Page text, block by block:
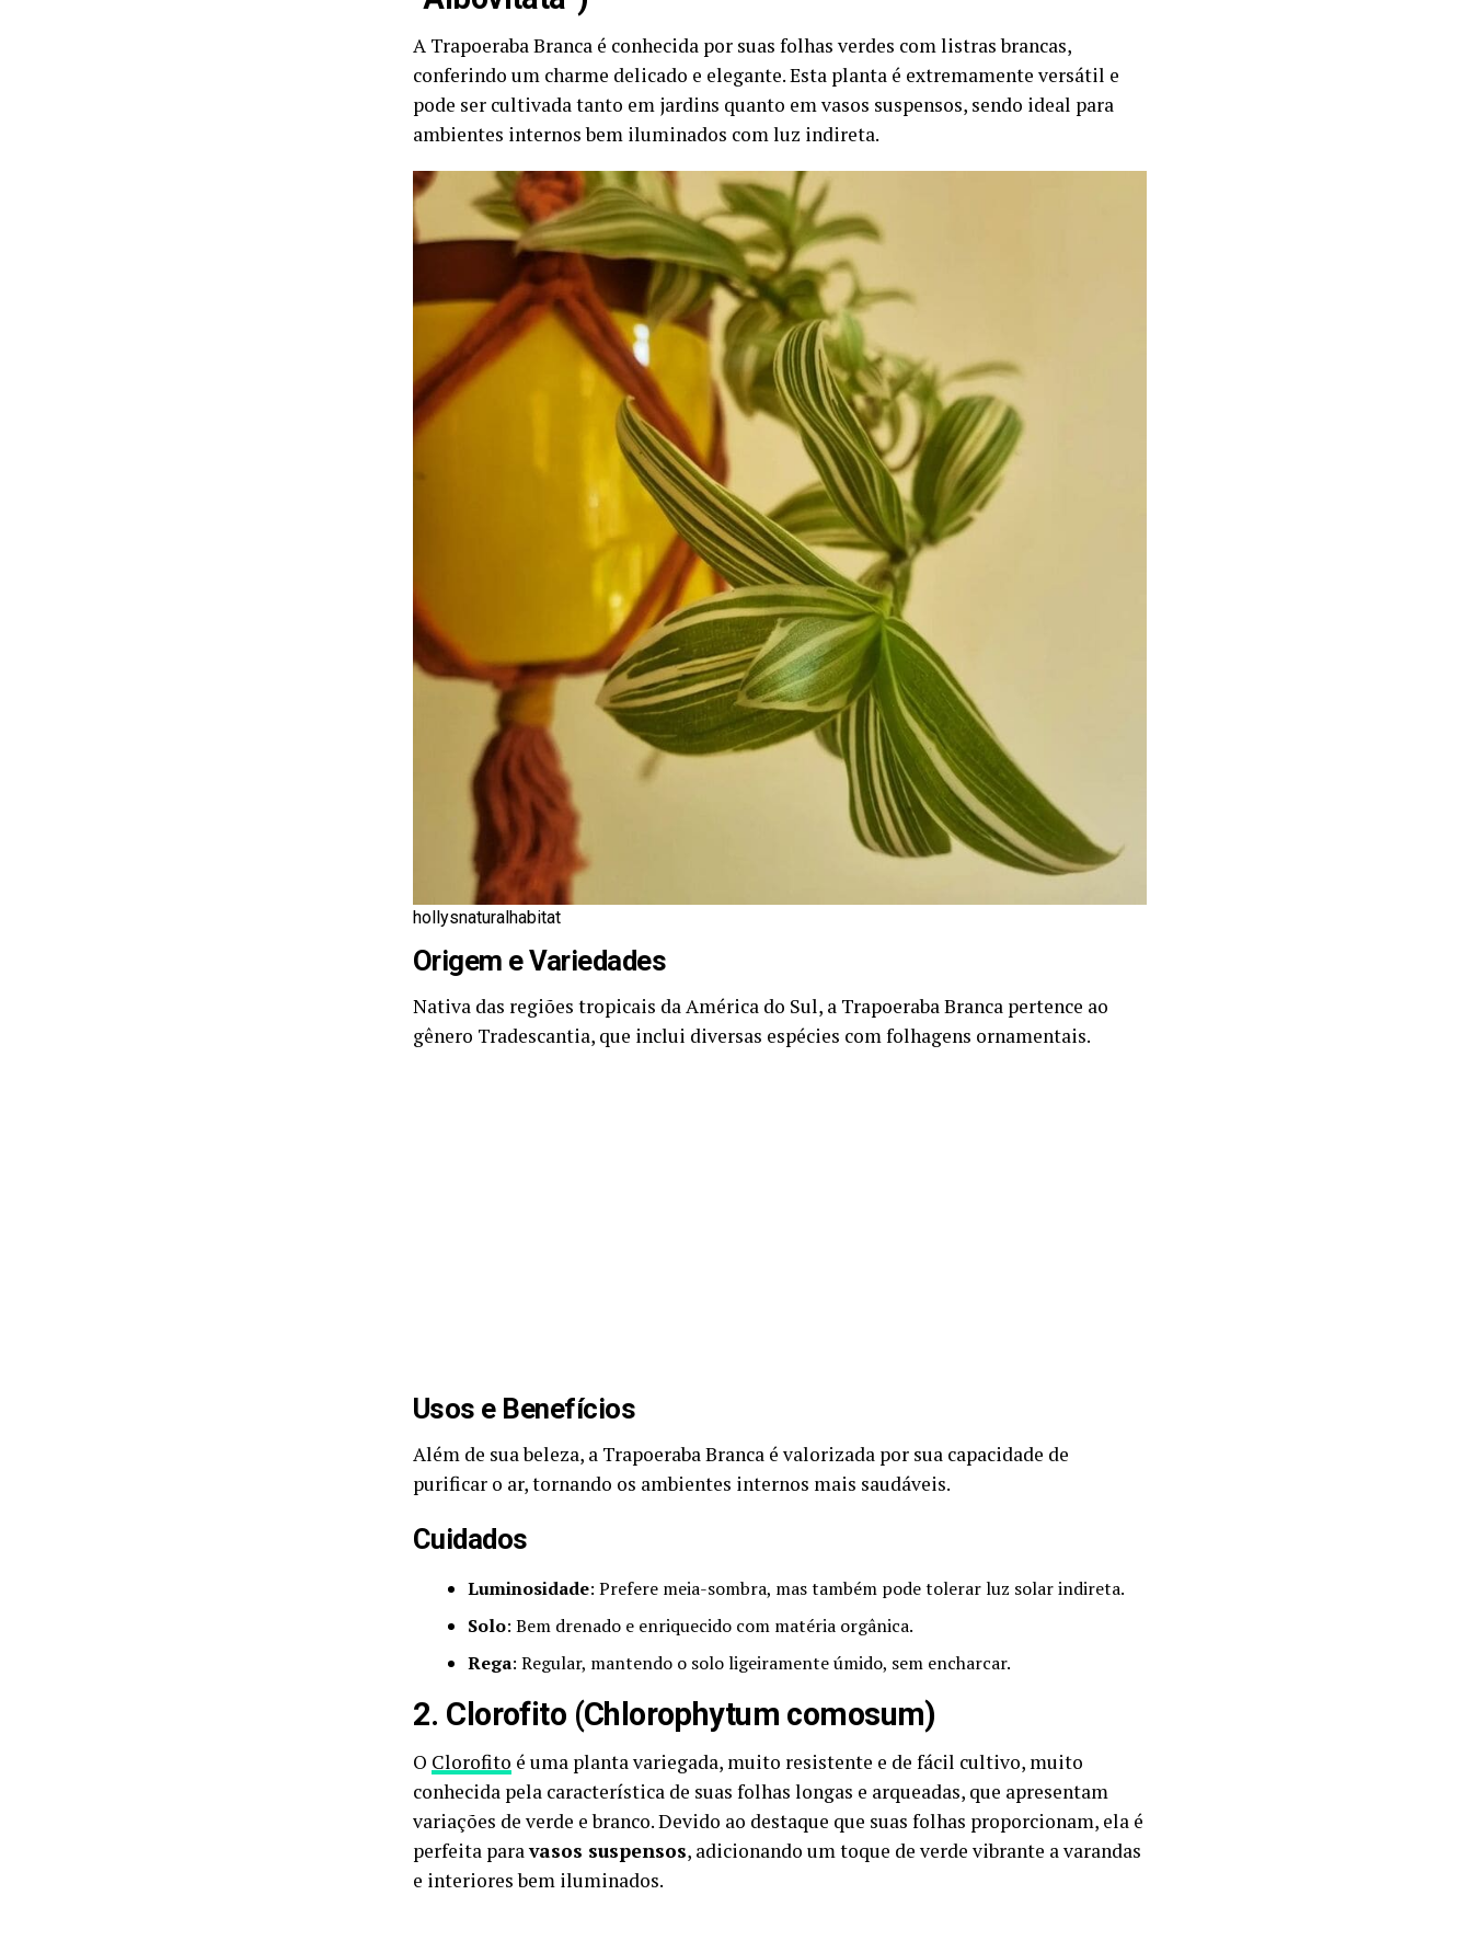
A Trapoeraba Branca é conhecida por suas folhas verdes com listras brancas,
conferindo um charme delicado e elegante. Esta planta é extremamente versátil e
pode ser cultivada tanto em jardins quanto em vasos suspensos, sendo ideal para
ambientes internos bem iluminados com luz indireta.
hollysnaturalhabitat
Origem e Variedades
Nativa das regiões tropicais da América do Sul, a Trapoeraba Branca pertence ao
gênero Tradescantia, que inclui diversas espécies com folhagens ornamentais.
Usos e Benefícios
Além de sua beleza, a Trapoeraba Branca é valorizada por sua capacidade de
purificar o ar, tornando os ambientes internos mais saudáveis.
Cuidados
Luminosidade: Prefere meia-sombra, mas também pode tolerar luz solar indireta.
Solo: Bem drenado e enriquecido com matéria orgânica.
Rega: Regular, mantendo o solo ligeiramente úmido, sem encharcar.
2. Clorofito (Chlorophytum comosum)
O Clorofito é uma planta variegada, muito resistente e de fácil cultivo, muito
conhecida pela característica de suas folhas longas e arqueadas, que apresentam
variações de verde e branco. Devido ao destaque que suas folhas proporcionam, ela é
perfeita paravasos suspensos, adicionando um toque de verde vibrante a varandas
e interiores bem iluminados.